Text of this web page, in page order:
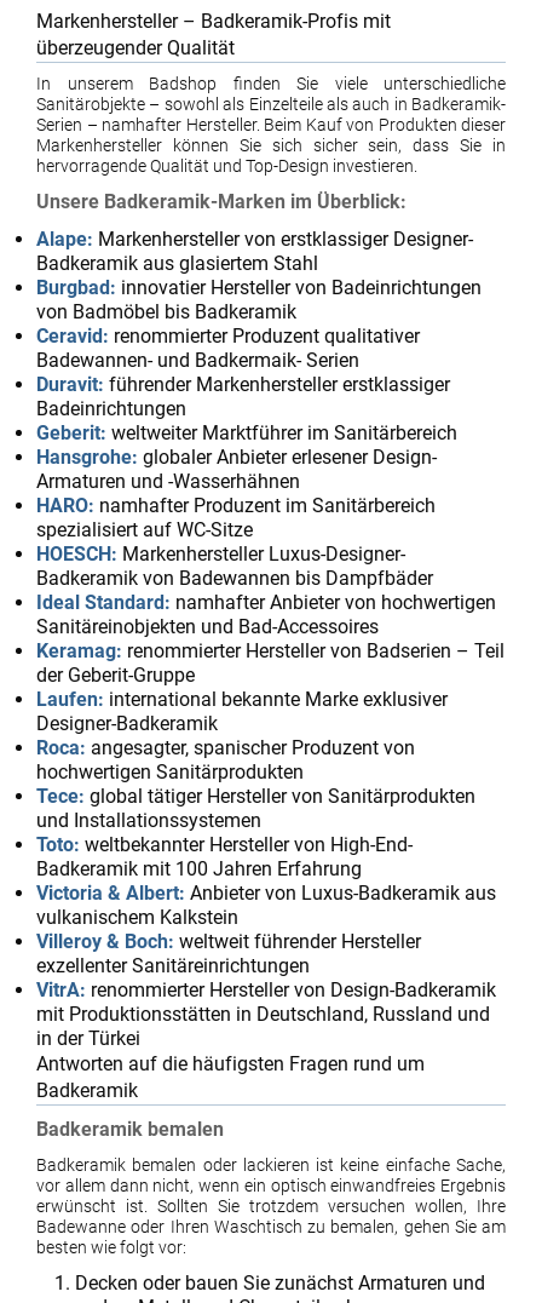
Markenhersteller – Badkeramik-Profis mit
überzeugender Qualität
In unserem Badshop finden Sie viele unterschiedliche
Sanitärobjekte – sowohl als Einzelteile als auch in Badkeramik-
Serien – namhafter Hersteller. Beim Kauf von Produkten dieser
Markenhersteller können Sie sich sicher sein, dass Sie in
hervorragende Qualität und Top-Design investieren.
Unsere Badkeramik-Marken im Überblick:
Alape: Markenhersteller von erstklassiger Designer-
Badkeramik aus glasiertem Stahl
Burgbad: innovatier Hersteller von Badeinrichtungen
von Badmöbel bis Badkeramik
Ceravid: renommierter Produzent qualitativer
Badewannen- und Badkermaik- Serien
Duravit: führender Markenhersteller erstklassiger
Badeinrichtungen
Geberit: weltweiter Marktführer im Sanitärbereich
Hansgrohe: globaler Anbieter erlesener Design-
Armaturen und -Wasserhähnen
HARO: namhafter Produzent im Sanitärbereich
spezialisiert auf WC-Sitze
HOESCH: Markenhersteller Luxus-Designer-
Badkeramik von Badewannen bis Dampfbäder
Ideal Standard: namhafter Anbieter von hochwertigen
Sanitäreinobjekten und Bad-Accessoires
Keramag: renommierter Hersteller von Badserien – Teil
der Geberit-Gruppe
Laufen: international bekannte Marke exklusiver
Designer-Badkeramik
Roca: angesagter, spanischer Produzent von
hochwertigen Sanitärprodukten
Tece: global tätiger Hersteller von Sanitärprodukten
und Installationssystemen
Toto: weltbekannter Hersteller von High-End-
Badkeramik mit 100 Jahren Erfahrung
Victoria & Albert: Anbieter von Luxus-Badkeramik aus
vulkanischem Kalkstein
Villeroy & Boch: weltweit führender Hersteller
exzellenter Sanitäreinrichtungen
VitrA: renommierter Hersteller von Design-Badkeramik
mit Produktionsstätten in Deutschland, Russland und
in der Türkei
Antworten auf die häufigsten Fragen rund um
Badkeramik
Badkeramik bemalen
Badkeramik bemalen oder lackieren ist keine einfache Sache,
vor allem dann nicht, wenn ein optisch einwandfreies Ergebnis
erwünscht ist. Sollten Sie trotzdem versuchen wollen, Ihre
Badewanne oder Ihren Waschtisch zu bemalen, gehen Sie am
besten wie folgt vor:
Decken oder bauen Sie zunächst Armaturen und